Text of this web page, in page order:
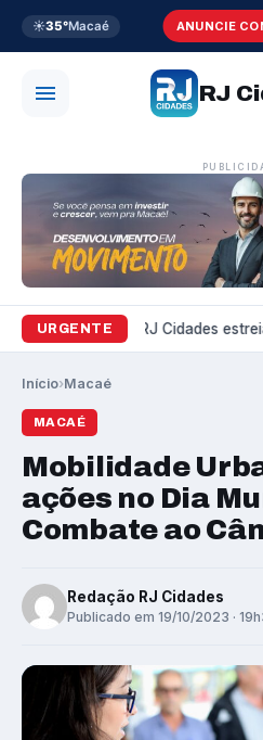
☀️35°Macaé ANUNCIE
RJ
URGENTE
Variedades RJ Cidades
Início›Macaé
MACAÉ
Mobilidade
ações no Dia
Combate ao
Redação RJ Cidades
Publicado em 19/10/2023 ·